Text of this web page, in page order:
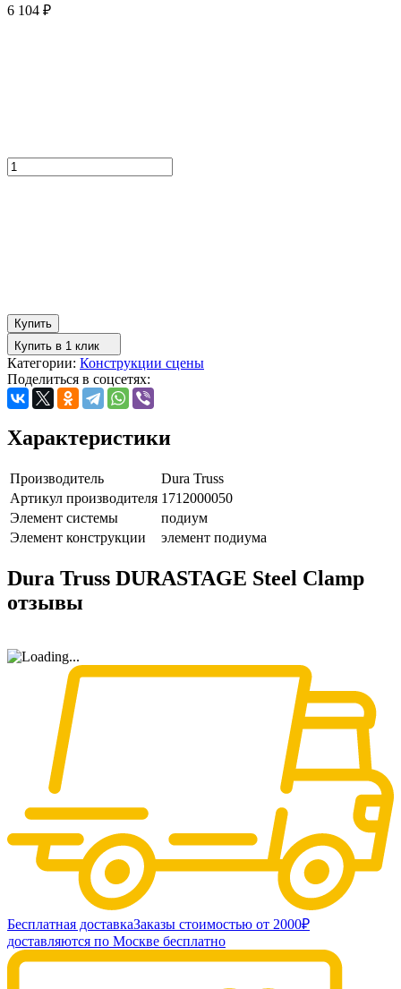
6 104 ₽
Купить
Купить в 1 клик
Категории: Конструкции сцены
Поделиться в соцсетях:
Характеристики
Производитель
Dura Truss
Артикул производителя 1712000050
Элемент системы
подиум
Элемент конструкции
элемент подиума
Dura Truss DURASTAGE Steel Clamp
отзывы
Бесплатная доставкаЗаказы стоимостью от 2000₽
доставляются по Москве бесплатно